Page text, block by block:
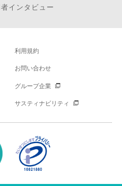
インタビュー
利用規約
お問い合わせ
グループ企業
サスティナビリティ